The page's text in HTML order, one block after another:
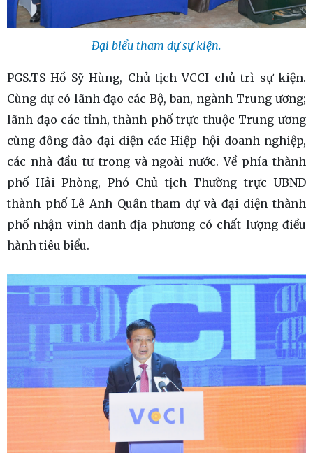
Đại biểu tham dự sự kiện.
PGS.TS Hồ Sỹ Hùng, Chủ tịch VCCI chủ trì sự kiện.
Cùng dự có lãnh đạo các Bộ, ban, ngành Trung ương;
lãnh đạo các tỉnh, thành phố trực thuộc Trung ương
cùng đông đảo đại diện các Hiệp hội doanh nghiệp,
các nhà đầu tư trong và ngoài nước. Về phía thành
phố Hải Phòng, Phó Chủ tịch Thường trực UBND
thành phố Lê Anh Quân tham dự và đại diện thành
phố nhận vinh danh địa phương có chất lượng điều
hành tiêu biểu.